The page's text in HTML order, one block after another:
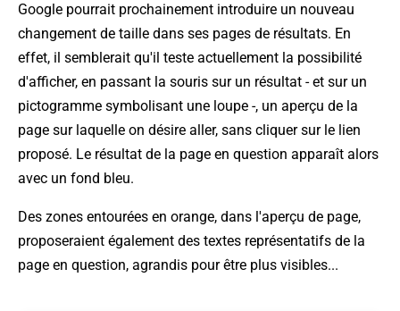
Google pourrait prochainement introduire un nouveau
changement de taille dans ses pages de résultats. En
effet, il semblerait qu'il teste actuellement la possibilité
d'afficher, en passant la souris sur un résultat - et sur un
pictogramme symbolisant une loupe -, un aperçu de la
page sur laquelle on désire aller, sans cliquer sur le lien
proposé. Le résultat de la page en question apparaît alors
avec un fond bleu.
Des zones entourées en orange, dans l'aperçu de page,
proposeraient également des textes représentatifs de la
page en question, agrandis pour être plus visibles...